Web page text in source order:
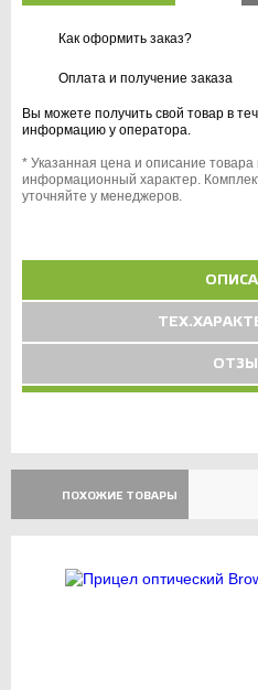
Как оформить заказ?
Оплата и получение заказа
Вы можете получить свой товар в
информацию у оператора.
* Указанная цена и описание товара
информационный характер.
уточняйте у менеджеров.
ПОХОЖИЕ ТОВАРЫ